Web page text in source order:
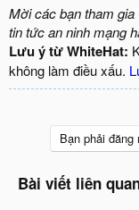
Mời các bạn tham gia
tin tức an ninh mạng
Lưu ý từ WhiteHat:
không làm điều xấu.
Bạn phải
Bài viết liên